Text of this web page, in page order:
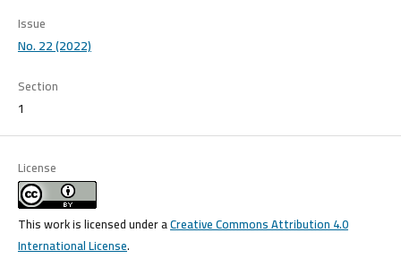
Issue
No. 22 (2022)
Section
1
License
This work is licensed under aCreative Commons Attribution 4.0
International License.